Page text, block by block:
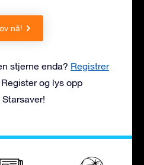
nå!
stjerne enda? Registrer
og lys opp